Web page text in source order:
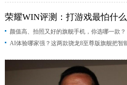
荣耀WIN评测：打游戏最怕什
的焦虑
颜值高、拍照又好的旗舰手机，你选哪一款？
AI体验哪家强？这两款骁龙8至尊版旗舰把智